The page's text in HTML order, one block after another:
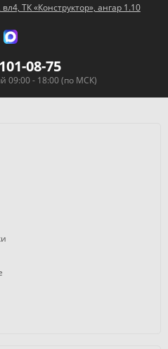
ТК «Конструктор», ангар 1.10
08-75
09:00 - 18:00 (по МСК)